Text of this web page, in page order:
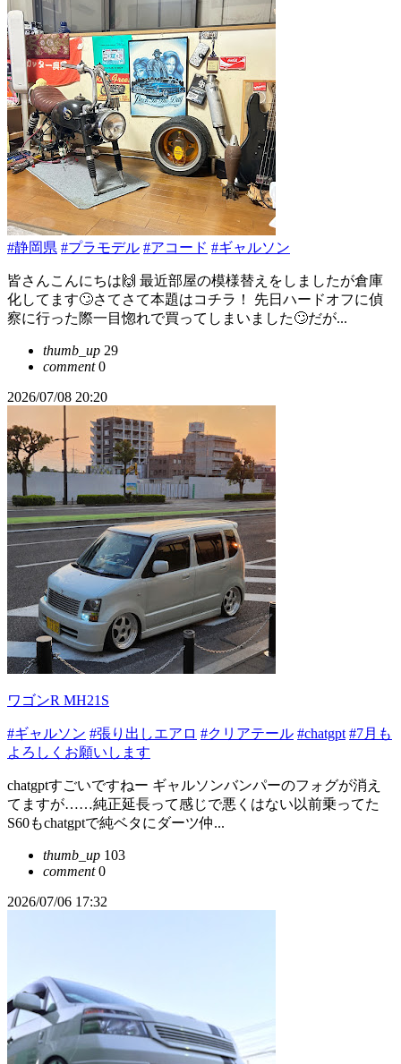
#静岡県 #プラモデル #アコード #ギャルソン
皆さんこんにちは🙌 最近部屋の模様替えをしましたが倉庫
化してます🙄さてさて本題はコチラ！ 先日ハードオフに偵
察に行った際一目惚れで買ってしまいました🙄だが...
thumb_up 29
comment0
2026/07/08 20:20
ワゴンR MH21S
#ギャルソン #張り出しエアロ #クリアテール #chatgpt #7月も
よろしくお願いします
chatgptすごいですねー ギャルソンバンパーのフォグが消え
てますが……純正延長って感じで悪くはない以前乗ってた
S60もchatgptで純ベタにダーツ仲...
thumb_up 103
comment0
2026/07/06 17:32